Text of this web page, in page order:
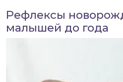
Рефлексы
малышей до года